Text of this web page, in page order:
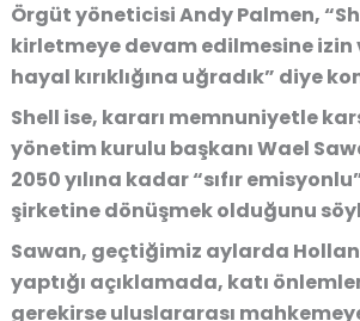
Örgüt yöneticisi Andy Palmen,
kirletmeye devam edilmesine
hayal kırıklığına uğradık” diye
Shell ise, kararı memnuniyetle
yönetim kurulu başkanı Wael
2050 yılına kadar “sıfır
şirketine dönüşmek olduğunu
Sawan, geçtiğimiz aylarda
yaptığı açıklamada, katı
gerekirse uluslararası